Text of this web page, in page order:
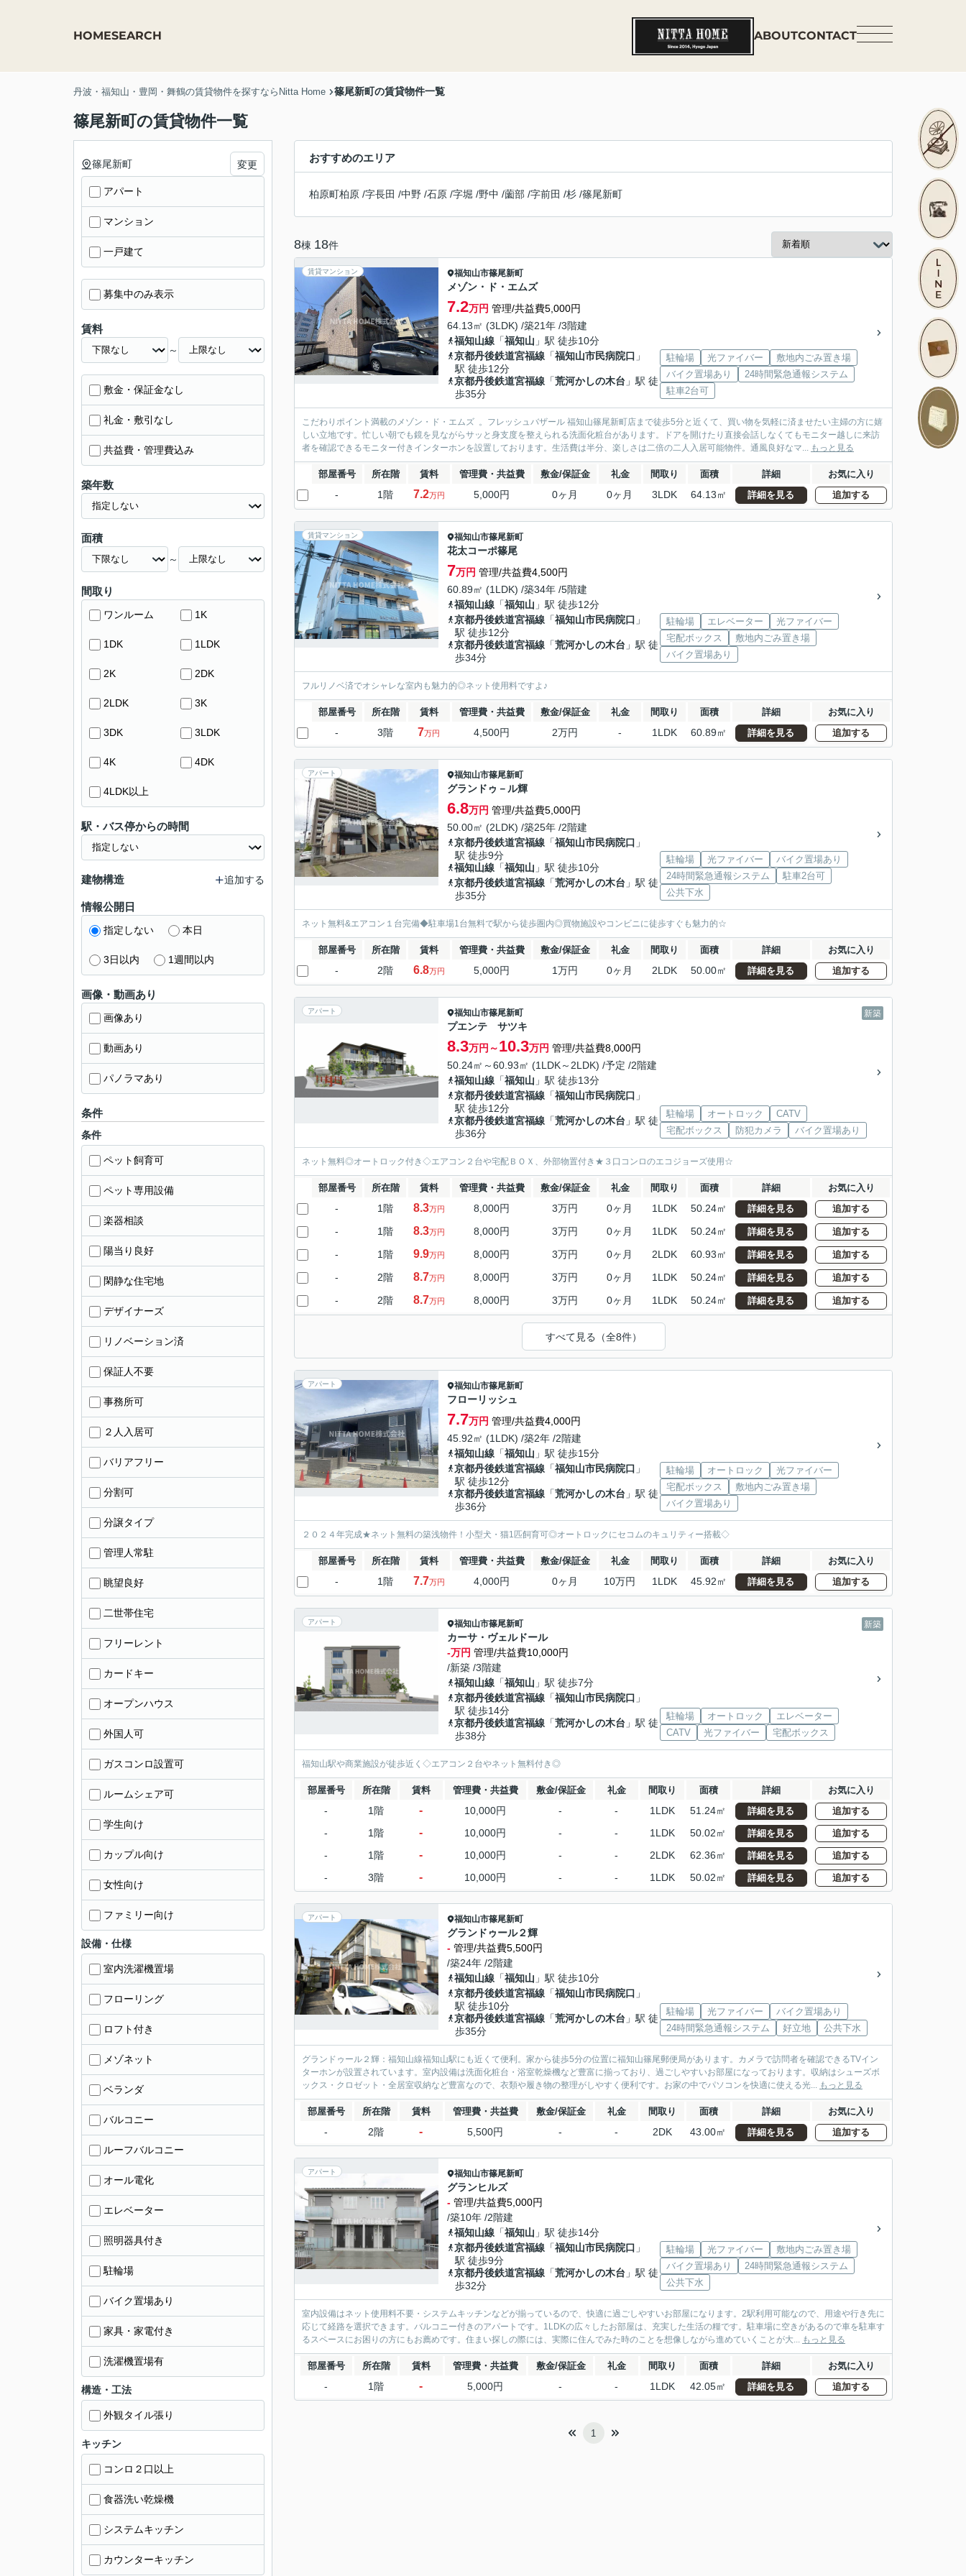
HOMESEARCH ABOUTCONTACT
丹波・福知山・豊岡・舞鶴の賃貸物件を探すならNitta Home 篠尾新町の賃貸物件一覧
篠尾新町の賃貸物件一覧
おすすめのエリア
柏原町柏原 /字長田 /中野 /石原 /字堀 /野中 /薗部 /字前田 /杉 /篠尾新町
8棟 18件
賃貸マンション 福知山市篠尾新町
メゾン・ド・エムズ
7.2万円 管理/共益費5,000円
64.13㎡ (3LDK) /築21年 /3階建
福知山線 「福知山 」駅 徒歩10分
京都丹後鉄道宮福線 「福知山市民病院口 」
駅 徒歩12分
京都丹後鉄道宮福線 「荒河かしの木台 」駅 徒
歩35分
駐輪場 光ファイバー
敷地内ごみ置き場
バイク置場あり
24時間緊急通報システム
駐車2台可
こだわりポイント満載のメゾン・ド・エムズ 。フレッシュバザール 福知山篠尾新町店まで徒歩5分と近くて、買い物を気軽に済ませたい主婦の方に嬉
しい立地です。忙しい朝でも鏡を見ながらサッと身支度を整えられる洗面化粧台があります。ドアを開けたり直接会話しなくてもモニター越しに来訪
者を確認できるモニター付きインターホンを設置しております。生活費は半分、楽しさは二倍の二人入居可能物件。通風良好なマ... もっと見る
部屋番号 所在階 賃料 管理費・共益費 敷金/保証金 礼金 間取り 面積 詳細 お気に入り
- 1階 7.2万円 5,000円 0ヶ月 0ヶ月 3LDK 64.13㎡ 詳細を見る 追加する
賃貸マンション 福知山市篠尾新町
花太コーポ篠尾
7万円 管理/共益費4,500円
60.89㎡ (1LDK) /築34年 /5階建
福知山線 「福知山 」駅 徒歩12分
京都丹後鉄道宮福線 「福知山市民病院口 」
駅 徒歩12分
京都丹後鉄道宮福線 「荒河かしの木台 」駅 徒
歩34分
駐輪場 エレベーター
光ファイバー
宅配ボックス
敷地内ごみ置き場
バイク置場あり
フルリノベ済でオシャレな室内も魅力的◎ネット使用料ですよ♪
部屋番号 所在階 賃料 管理費・共益費 敷金/保証金 礼金 間取り 面積 詳細 お気に入り
- 3階 7万円 4,500円 2万円 - 1LDK 60.89㎡ 詳細を見る 追加する
アパート 福知山市篠尾新町
グランドゥ－ル輝
6.8万円 管理/共益費5,000円
50.00㎡ (2LDK) /築25年 /2階建
京都丹後鉄道宮福線 「福知山市民病院口 」
駅 徒歩9分
福知山線 「福知山 」駅 徒歩10分
京都丹後鉄道宮福線 「荒河かしの木台 」駅 徒
歩35分
駐輪場 光ファイバー
バイク置場あり
24時間緊急通報システム
駐車2台可
公共下水
ネット無料&エアコン１台完備◆駐車場1台無料で駅から徒歩圏内◎買物施設やコンビニに徒歩すぐも魅力的☆
部屋番号 所在階 賃料 管理費・共益費 敷金/保証金 礼金 間取り 面積 詳細 お気に入り
- 2階 6.8万円 5,000円 1万円 0ヶ月 2LDK 50.00㎡ 詳細を見る 追加する
アパート 新築
福知山市篠尾新町
プエンテ サツキ
8.3万円～10.3万円 管理/共益費8,000円
50.24㎡～60.93㎡ (1LDK～2LDK) /予定 /2階建
福知山線 「福知山 」駅 徒歩13分
京都丹後鉄道宮福線 「福知山市民病院口 」
駅 徒歩12分
京都丹後鉄道宮福線 「荒河かしの木台 」駅 徒
歩36分
駐輪場 オートロック
CATV
宅配ボックス
防犯カメラ バイク置場あり
ネット無料◎オートロック付き◇エアコン２台や宅配ＢＯＸ、外部物置付き★３口コンロのエコジョーズ使用☆
部屋番号 所在階 賃料 管理費・共益費 敷金/保証金 礼金 間取り 面積 詳細 お気に入り
- 1階 8.3万円 8,000円 3万円 0ヶ月 1LDK 50.24㎡ 詳細を見る 追加する
- 1階 8.3万円 8,000円 3万円 0ヶ月 1LDK 50.24㎡ 詳細を見る 追加する
- 1階 9.9万円 8,000円 3万円 0ヶ月 2LDK 60.93㎡ 詳細を見る 追加する
- 2階 8.7万円 8,000円 3万円 0ヶ月 1LDK 50.24㎡ 詳細を見る 追加する
- 2階 8.7万円 8,000円 3万円 0ヶ月 1LDK 50.24㎡ 詳細を見る 追加する
すべて見る（全8件）
アパート 福知山市篠尾新町
フローリッシュ
7.7万円 管理/共益費4,000円
45.92㎡ (1LDK) /築2年 /2階建
福知山線 「福知山 」駅 徒歩15分
京都丹後鉄道宮福線 「福知山市民病院口 」
駅 徒歩12分
京都丹後鉄道宮福線 「荒河かしの木台 」駅 徒
歩36分
駐輪場 オートロック
光ファイバー
宅配ボックス
敷地内ごみ置き場
バイク置場あり
２０２４年完成★ネット無料の築浅物件！小型犬・猫1匹飼育可◎オートロックにセコムのキュリティー搭載◇
部屋番号 所在階 賃料 管理費・共益費 敷金/保証金 礼金 間取り 面積 詳細 お気に入り
- 1階 7.7万円 4,000円 0ヶ月 10万円 1LDK 45.92㎡ 詳細を見る 追加する
アパート 新築
福知山市篠尾新町
カーサ・ヴェルドール
-万円 管理/共益費10,000円
/新築 /3階建
福知山線 「福知山 」駅 徒歩7分
京都丹後鉄道宮福線 「福知山市民病院口 」
駅 徒歩14分
京都丹後鉄道宮福線 「荒河かしの木台 」駅 徒
歩38分
駐輪場 オートロック
エレベーター
CATV
光ファイバー 宅配ボックス
福知山駅や商業施設が徒歩近く◇エアコン２台やネット無料付き◎
部屋番号 所在階 賃料 管理費・共益費 敷金/保証金 礼金 間取り 面積 詳細 お気に入り
- 1階 - 10,000円 - - 1LDK 51.24㎡ 詳細を見る 追加する
- 1階 - 10,000円 - - 1LDK 50.02㎡ 詳細を見る 追加する
- 1階 - 10,000円 - - 2LDK 62.36㎡ 詳細を見る 追加する
- 3階 - 10,000円 - - 1LDK 50.02㎡ 詳細を見る 追加する
アパート 福知山市篠尾新町
グランドゥール２輝
- 管理/共益費5,500円
/築24年 /2階建
福知山線 「福知山 」駅 徒歩10分
京都丹後鉄道宮福線 「福知山市民病院口 」
駅 徒歩10分
京都丹後鉄道宮福線 「荒河かしの木台 」駅 徒
歩35分
駐輪場 光ファイバー
バイク置場あり
24時間緊急通報システム
好立地 公共下水
グランドゥール２輝：福知山線福知山駅にも近くて便利。家から徒歩5分の位置に福知山篠尾郵便局があります。カメラで訪問者を確認できるTVイン
ターホンが設置されています。室内設備は洗面化粧台・浴室乾燥機など豊富に揃っており、過ごしやすいお部屋になっております。収納はシューズボ
ックス・クロゼット・全居室収納など豊富なので、衣類や履き物の整理がしやすく便利です。お家の中でパソコンを快適に使える光... もっと見る
部屋番号 所在階 賃料 管理費・共益費 敷金/保証金 礼金 間取り 面積 詳細 お気に入り
- 2階 - 5,500円 - - 2DK 43.00㎡ 詳細を見る 追加する
アパート 福知山市篠尾新町
グランヒルズ
- 管理/共益費5,000円
/築10年 /2階建
福知山線 「福知山 」駅 徒歩14分
京都丹後鉄道宮福線 「福知山市民病院口 」
駅 徒歩9分
京都丹後鉄道宮福線 「荒河かしの木台 」駅 徒
歩32分
駐輪場 光ファイバー
敷地内ごみ置き場
バイク置場あり
24時間緊急通報システム
公共下水
室内設備はネット使用料不要・システムキッチンなどが揃っているので、快適に過ごしやすいお部屋になります。2駅利用可能なので、用途や行き先に
応じて経路を選択できます。バルコニー付きのアパートです。1LDKの広々したお部屋は、充実した生活の糧です。駐車場に空きがあるので車を駐車す
るスペースにお困りの方にもお薦めです。住まい探しの際には、実際に住んでみた時のことを想像しながら進めていくことが大... もっと見る
部屋番号 所在階 賃料 管理費・共益費 敷金/保証金 礼金 間取り 面積 詳細 お気に入り
- 1階 - 5,000円 - - 1LDK 42.05㎡ 詳細を見る 追加する
1
篠尾新町 変更
アパート
マンション
一戸建て
募集中のみ表示
賃料
～
敷金・保証金なし
礼金・敷引なし
共益費・管理費込み
築年数
面積
～
間取り
ワンルーム 1K
1DK 1LDK
2K 2DK
2LDK 3K
3DK 3LDK
4K 4DK
4LDK以上
駅・バス停からの時間
建物構造 追加する
情報公開日
指定しない 本日
3日以内 1週間以内
画像・動画あり
画像あり
動画あり
パノラマあり
条件
条件
ペット飼育可
ペット専用設備
楽器相談
陽当り良好
閑静な住宅地
デザイナーズ
リノベーション済
保証人不要
事務所可
２人入居可
バリアフリー
分割可
分譲タイプ
管理人常駐
眺望良好
二世帯住宅
フリーレント
カードキー
オープンハウス
外国人可
ガスコンロ設置可
ルームシェア可
学生向け
カップル向け
女性向け
ファミリー向け
設備・仕様
室内洗濯機置場
フローリング
ロフト付き
メゾネット
ベランダ
バルコニー
ルーフバルコニー
オール電化
エレベーター
照明器具付き
駐輪場
バイク置場あり
家具・家電付き
洗濯機置場有
構造・工法
外観タイル張り
キッチン
コンロ２口以上
食器洗い乾燥機
システムキッチン
カウンターキッチン